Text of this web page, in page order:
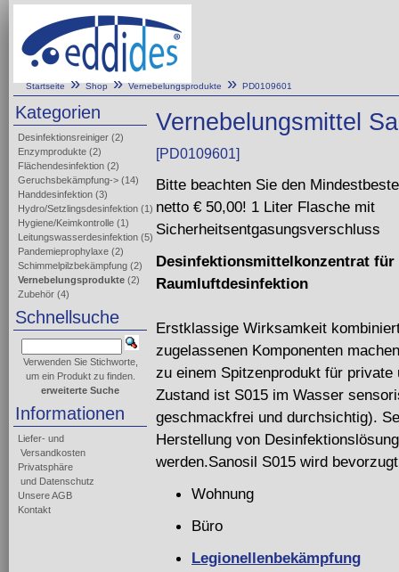
Startseite»Shop»Vernebelungsprodukte » PD0109601
Vernebelungsmittel
[PD0109601]
Bitte beachten Sie den
netto € 50,00! 1 Liter Flasche mit
Sicherheitsentgasungsverschluss
Desinfektionsmittelkonzentrat für
Raumluftdesinfektion
Erstklassige Wirksamkeit
zugelassenen Komponenten
zu einem Spitzenprodukt für
Zustand ist S015 im Wasser
geschmackfrei und durchsichtig).
Herstellung von
werden.Sanosil S015 wird
Wohnung
Büro
Legionellenbekämpfung
Kategorien
Desinfektionsreiniger (2)
Enzymprodukte (2)
Flächendesinfektion (2)
Geruchsbekämpfung-> (14)
Handdesinfektion (3)
Hydro/Setzlingsdesinfektion (1)
Hygiene/Keimkontrolle (1)
Leitungswasserdesinfektion (5)
Pandemieprophylaxe (2)
Schimmelpilzbekämpfung (2)
Vernebelungsprodukte (2)
Zubehör (4)
Schnellsuche
Verwenden Sie Stichworte,
um ein Produkt zu finden.
erweiterte Suche
Informationen
Liefer- und
Versandkosten
Privatsphäre
und Datenschutz
Unsere AGB
Kontakt